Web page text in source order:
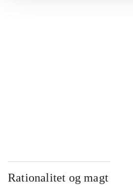
Rationalitet og magt